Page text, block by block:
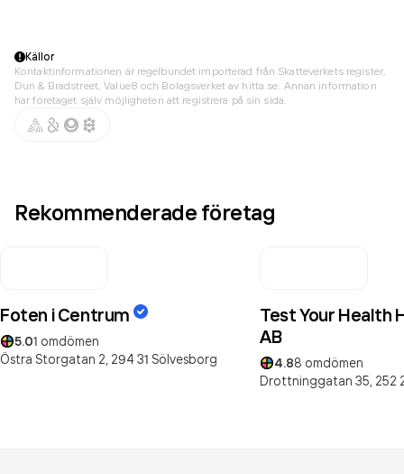
Källor
Kontaktinformationen är regelbundet importerad från Skatteverkets register,
Dun & Bradstreet, Value8 och Bolagsverket av hitta.se. Annan information
har företaget själv möjligheten att registrera på sin sida.
Rekommenderade företag
Foten i Centrum
5.01 omdömen
Östra Storgatan 2, 294 31 Sölvesborg
Test Your Health
AB
4.88 omdömen
Drottninggatan 35, 252